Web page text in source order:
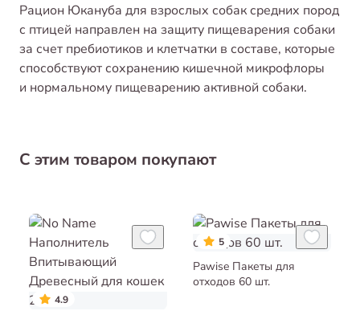
Рацион Юкануба для взрослых собак средних пород
с птицей направлен на защиту пищеварения собаки
за счет пребиотиков и клетчатки в составе, которые
способствуют сохранению кишечной микрофлоры
и нормальному пищеварению активной собаки.
С этим товаром покупают
4.9
5
Pawise Пакеты для
отходов 60 шт.